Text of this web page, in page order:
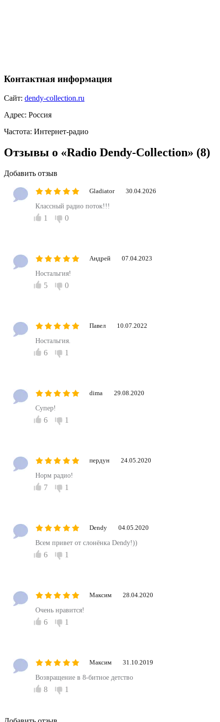
Контактная информация
Сайт: dendy-collection.ru
Адрес: Россия
Частота: Интернет-радио
Отзывы о «Radio Dendy-Collection» (8)
Добавить отзыв
Gladiator 30.04.2026
Классный радио поток!!!
1 0
Андрей 07.04.2023
Ностальгия!
5 0
Павел 10.07.2022
Ностальгия.
6 1
dima 29.08.2020
Супер!
6 1
пердун 24.05.2020
Норм радио!
7 1
Dendy 04.05.2020
Всем привет от слонёнка Dendy!))
6 1
Максим 28.04.2020
Очень нравится!
6 1
Максим 31.10.2019
Возвращение в 8-битное детство
8 1